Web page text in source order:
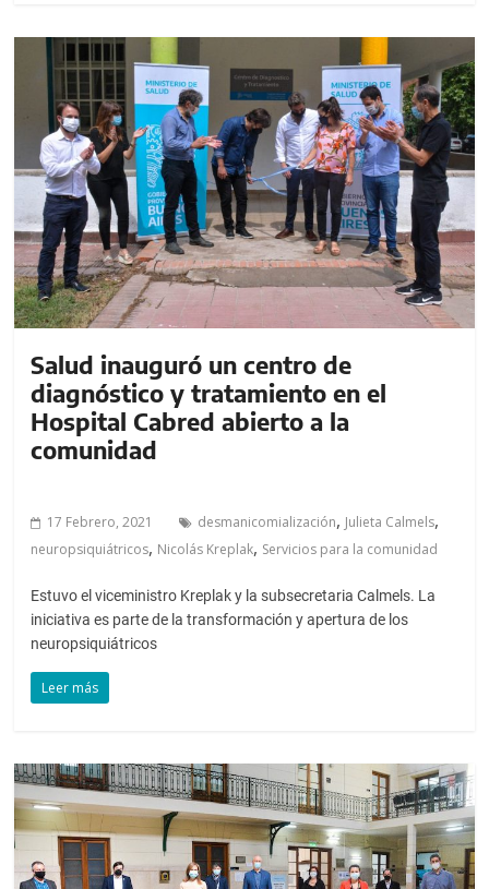
Salud inauguró un centro de
diagnóstico y tratamiento en el
Hospital Cabred abierto a la
comunidad
17 Febrero, 2021 desmanicomialización, Julieta Calmels,
neuropsiquiátricos, Nicolás Kreplak, Servicios para la comunidad
Estuvo el viceministro Kreplak y la subsecretaria Calmels. La
iniciativa es parte de la transformación y apertura de los
neuropsiquiátricos
Leer más